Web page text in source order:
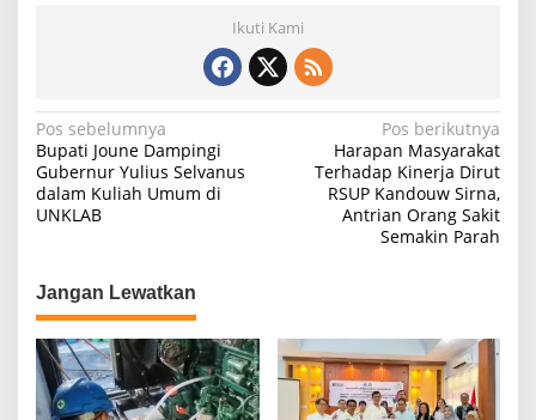
Ikuti Kami
Navigasi
pos
Pos sebelumnya
Bupati Joune Dampingi
Gubernur Yulius Selvanus
dalam Kuliah Umum di
UNKLAB
Pos berikutnya
Harapan Masyarakat
Terhadap Kinerja Dirut
RSUP Kandouw Sirna,
Antrian Orang Sakit
Semakin Parah
Jangan Lewatkan